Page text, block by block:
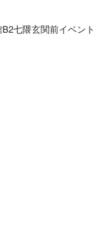
七隈玄関前イベント